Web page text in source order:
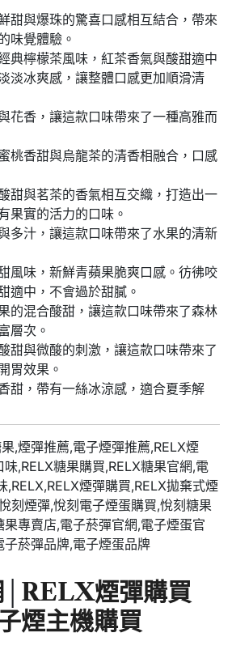
甜與爆珠的驚喜口感相互結合，帶來
味覺體驗。
典檸檬茶風味，紅茶香氣與酸甜適中
淡冰爽感，讓整體口感更加順滑清
花香，讓這款口味帶來了一種高雅而
桃香甜與烏龍茶的清香相融合，口感
甜與茗茶的香氣相互交織，打造出一
果實的活力的口味。
多汁，讓這款口味帶來了水果的清新
風味，新鮮青蘋果脆爽口感。彷彿咬
適中，不會過於甜膩。
的混合酸甜，讓這款口味帶來了森林
層次。
甜與微酸的刺激，讓這款口味帶來了
胃效果。
甜，帶有一絲冰涼感，適合夏季解
RELX煙彈購買
煙主機購買